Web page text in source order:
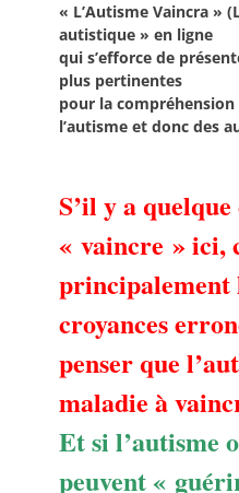
« L’Autisme Vaincra »
autistique » en ligne
qui s’efforce de
plus pertinentes
pour la compréhension
l’autisme et donc des
S’il y a quelque
« vaincre » ici,
principalement
croyances
penser que
maladie à
Et si l’autisme
peuvent «